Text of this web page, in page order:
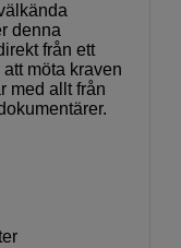
denna
från ett
möta kraven
med allt från